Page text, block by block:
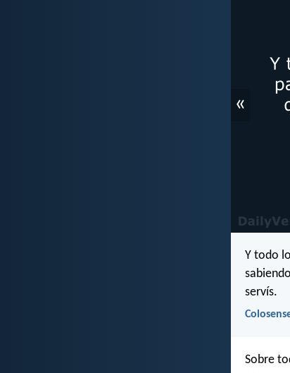
«
Y todo
servís.
Sobre